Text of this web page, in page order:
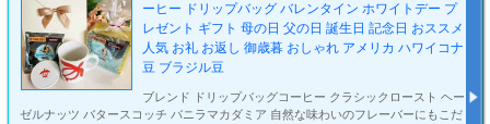
ーヒー ドリップバッグ バレンタイン ホワイトデー プ
レゼント ギフト 母の日 父の日 誕生日 記念日 おススメ
人気 お礼 お返し 御歳暮 おしゃれ アメリカ ハワイコナ
豆 ブラジル豆
ブレンド ドリップバッグコーヒー クラシックロースト ヘー
ゼルナッツ バタースコッチ バニラマカダミア 自然な味わいのフレーバーにもこだ